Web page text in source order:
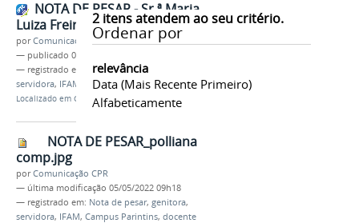
2itens atendem ao seu critério.
Ordenar por
relevância
Data (mais Recente Primeiro)
Alfabeticamente
NOTA DE PESAR - Sr.ª Maria
Luiza Freire dos Anjos
porComunicação CPR
— publicado 05/05/2022
— registrado em:
Nota de pesar,
servidora, IFAM Campus Parintins,docente
Localizado em CAMPUS /PARINTINS /Notícias
NOTA DE PESAR_polliana
comp.jpg
porComunicação CPR
— última modificação 05/05/2022 09h18
— registrado em: Nota de pesar, genitora,
servidora, IFAM, Campus Parintins, docente